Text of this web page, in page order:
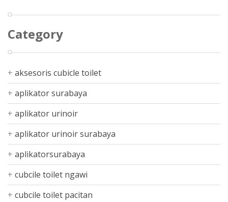
Category
aksesoris cubicle toilet
aplikator surabaya
aplikator urinoir
aplikator urinoir surabaya
aplikatorsurabaya
cubcile toilet ngawi
cubcile toilet pacitan